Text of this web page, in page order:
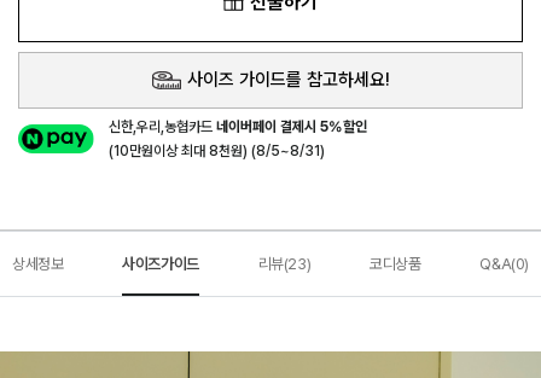
사이즈 가이드를 참고하세요!
신한,우리,농협카드네이버페이 결제시 5%할인
(10만원이상 최대 8천원) (8/5~8/31)
상세정보 사이즈가이드 리뷰(23) 코디상품 Q&A(0)